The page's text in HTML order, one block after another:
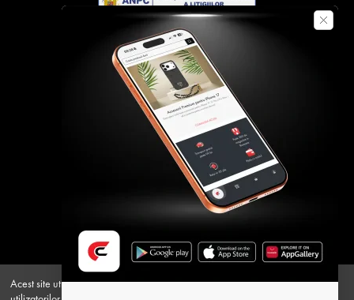
Descarca aplicatia Contakt
Plata securizata
Acest site utilizeaza cookie-uri pentru a oferi o experienta personalizata